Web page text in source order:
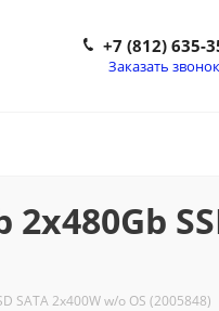
+7 (812) 635-
Заказать звонок
SATA 2x400W w/o OS (2005848)